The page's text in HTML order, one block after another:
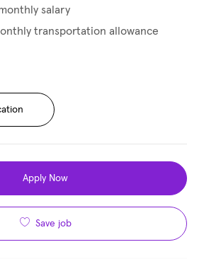
salary
transportation allowance
Apply Now
Save job